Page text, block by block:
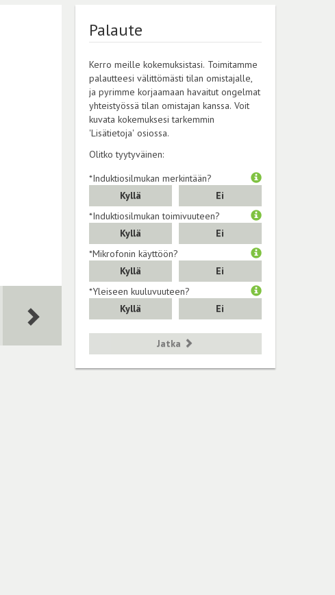
Palaute
Kerro meille kokemuksistasi. Toimitamme
palautteesi välittömästi tilan omistajalle,
ja pyrimme korjaamaan havaitut ongelmat
yhteistyössä tilan omistajan kanssa. Voit
kuvata kokemuksesi tarkemmin
'Lisätietoja' osiossa.
Olitko tyytyväinen:
*Induktiosilmukan merkintään?
Kyllä
Ei
*Induktiosilmukan toimivuuteen?
Kyllä
Ei
*Mikrofonin käyttöön?
Kyllä
Ei
*Yleiseen kuuluvuuteen?
Kyllä
Ei
Jatka